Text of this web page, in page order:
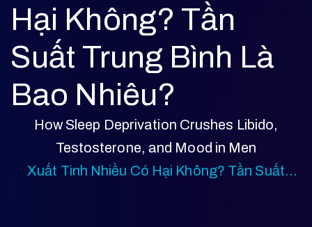
Hại Không? Tần
Suất Trung Bình Là
Bao Nhiêu?
How Sleep Deprivation Crushes Libido,
Testosterone, and Mood in Men
Xuất Tinh Nhiều Có Hại Không? Tần Suất